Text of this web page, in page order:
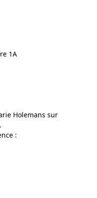
1A
Holemans sur
: